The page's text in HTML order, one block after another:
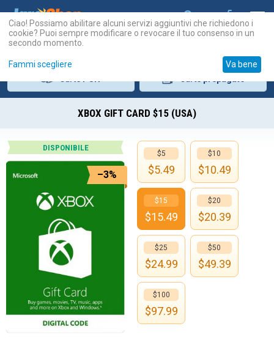
XBOX GIFT CARD $15 (USA)
DISPONIBILE
–3%
$5
$5.49
$10
$10.49
$15
$15.49
$20
$20.39
$25
$24.99
$50
$49.39
$100
$97.99
Ciao! Possiamo abilitare alcuni servizi aggiuntivi che richiedono i
cookie? Puoi sempre modificare o revocare il tuo consenso in un
secondo momento.
Fammi scegliere Va bene